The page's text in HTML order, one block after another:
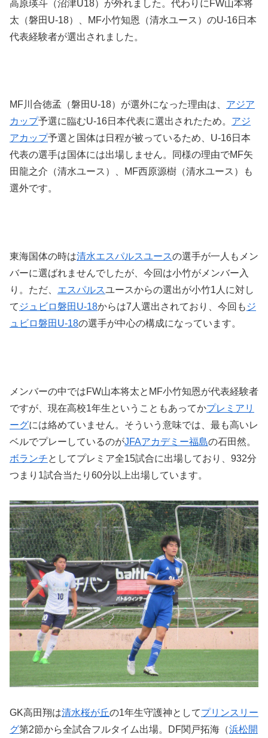
高原瑛斗（沼津U18）が外れました。代わりにFW山本将
太（磐田U-18）、MF小竹知恩（清水ユース）のU-16日本
代表経験者が選出されました。
MF川合徳孟（磐田U-18）が選外になった理由は、 アジア
カップ予選に臨むU-16日本代表に選出されたため。 アジ
アカップ予選と国体は日程が被っているため、U-16日本
代表の選手は国体には出場しません。同様の理由でMF矢
田龍之介（清水ユース）、MF西原源樹（清水ユース）も
選外です。
東海国体の時は清水エスパルスユースの選手が一人もメン
バーに選ばれませんでしたが、今回は小竹がメンバー入
り。ただ、 エスパルスユースからの選出が小竹1人に対し
て ジュビロ磐田U-18からは7人選出されており、今回も ジ
ュビロ磐田U-18の選手が中心の構成になっています。
メンバーの中ではFW山本将太とMF小竹知恩が代表経験者
ですが、現在高校1年生ということもあってかプレミアリ
ーグには絡めていません。そういう意味では、最も高いレ
ベルでプレーしているのがJFAアカデミー福島の石田然。
ボランチとしてプレミア全15試合に出場しており、932分
つまり1試合当たり60分以上出場しています。
GK高田翔は清水桜が丘の1年生守護神としてプリンスリー
グ第2節から全試合フルタイム出場。DF関戸拓海（浜松開